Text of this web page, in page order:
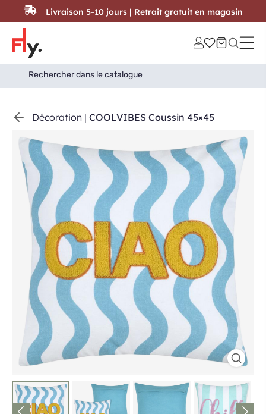
Passer au contenu
Search
for:
Search Button
Décoration | COOLVIBES Coussin 45×45
Livraison 5-10 jours | Retrait gratuit en magasin